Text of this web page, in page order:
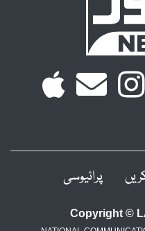
پرائیوسی
Copyright ©